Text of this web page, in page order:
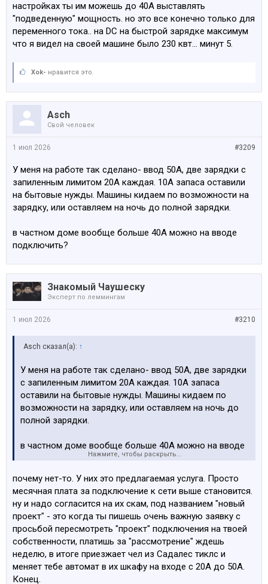
настройках ты им можешь до 40А выставлять
"подведенную" мощность. но это все конечно только для
переменного тока.. на DC на быстрой зарядке максимум
что я видел на своей машине было 230 квт... минут 5.
Xok- нравится это.
Asch
Свой человек
#3209
1 июл 2026
У меня на работе так сделано- ввод 50А, две зарядки с
запиленным лимитом 20А каждая. 10А запаса оставили
на бытовые нужды. Машины кидаем по возможности на
зарядку, или оставляем на ночь до полной зарядки.
в частном доме вообще больше 40А можно на вводе
подключить?
Знакомый Чаушеску
Эксперт по леммингам
#3210
1 июл 2026
Asch сказал(а): ↑
У меня на работе так сделано- ввод 50А, две зарядки
с запиленным лимитом 20А каждая. 10А запаса
оставили на бытовые нужды. Машины кидаем по
возможности на зарядку, или оставляем на ночь до
полной зарядки.
в частном доме вообще больше 40А можно на вводе
Нажмите, чтобы раскрыть...
почему нет-то. У них это предлагаемая услуга. Просто
месячная плата за подключение к сети выше становится.
ну и надо согласится на их скам, под названием "новый
проект" - это когда ты пишешь очень важную заявку с
просьбой пересмотреть "проект" подключения на твоей
собственности, платишь за "рассмотрение" ждешь
неделю, в итоге приезжает чел из Садалес тиклс и
меняет тебе автомат в их шкафу на входе с 20А до 50А.
Конец.